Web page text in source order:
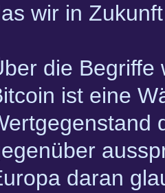
wir in
die Begriffe
ist eine
daran